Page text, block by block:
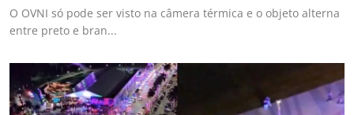
O OVNI só pode ser visto na câmera térmica e o objeto alterna
entre preto e bran...